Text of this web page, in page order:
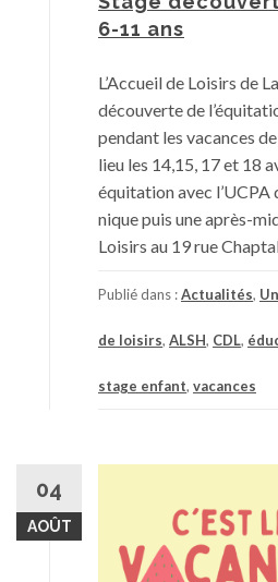
6-11 ans
L’Accueil de Loisirs de
découverte de
pendant les vacances
lieu les 14,15, 17 et 18
équitation avec l’UCPA
nique puis une après-
Loisirs au 19 rue
Publié dans :Actualités,
de loisirs, ALSH, CDL,
stage enfant, vacances
04
AOÛT